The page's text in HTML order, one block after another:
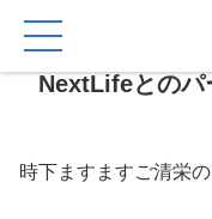
NextLifeとのパ
時下ますますご清栄